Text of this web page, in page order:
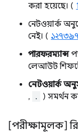
করা হয়েছে। (
নেটওয়ার্ক
নেই। (
পারফরম্যান্স
লেআউট
নেটওয়ার্ক
, . ) সমর্থন
[পরীক্ষামূলক]